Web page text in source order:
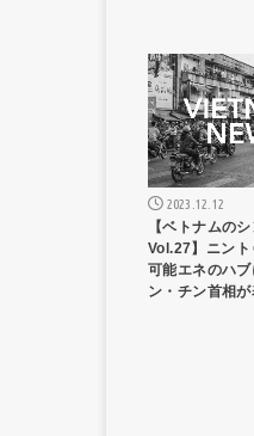
2023.12.12
【ベトナムのシ
Vol.27】ニント
可能エネのハブ
ン・チン首相が